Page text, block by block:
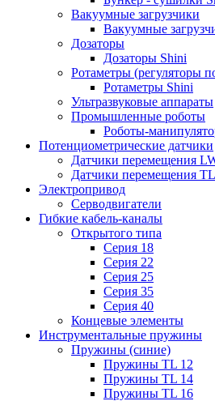
Вакуумные загрузчики
Вакуумные
Дозаторы
Дозаторы Shini
Ротаметры (регуляторы
Ротаметры Shini
Ультразвуковые аппараты
Промышленные роботы
Роботы-
Потенциометрические датчики
Датчики перемещения
Датчики перемещения
Электропривод
Серводвигатели
Гибкие кабель-каналы
Открытого типа
Серия 18
Серия 22
Серия 25
Серия 35
Серия 40
Концевые элементы
Инструментальные пружины
Пружины (синие)
Пружины TL 12
Пружины TL 14
Пружины TL 16